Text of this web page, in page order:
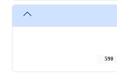
590